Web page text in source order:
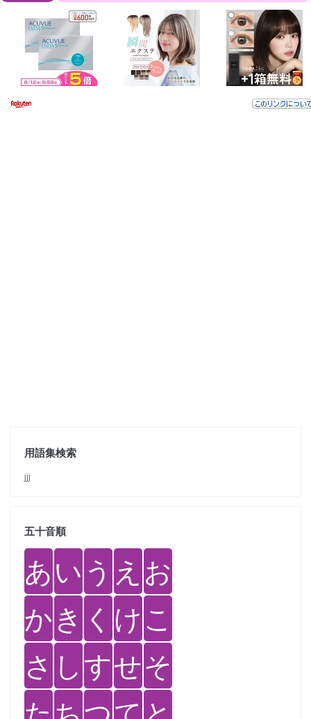
用語集検索
jjj
五十音順
あい う え お
かき く けこ
さ しすせそ